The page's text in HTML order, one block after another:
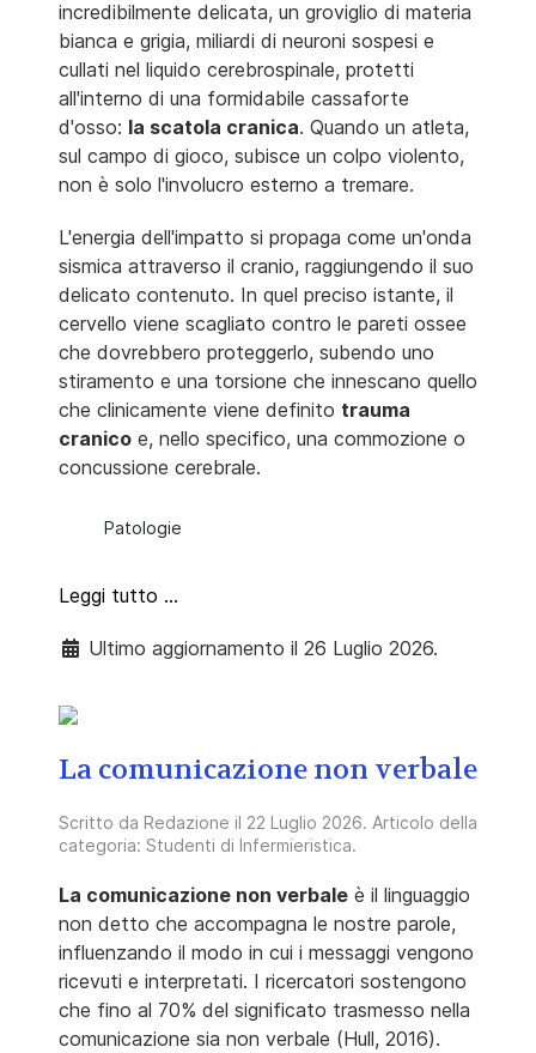
incredibilmente delicata, un groviglio di materia
bianca e grigia, miliardi di neuroni sospesi e
cullati nel liquido cerebrospinale, protetti
all'interno di una formidabile cassaforte
d'osso: la scatola cranica. Quando un atleta,
sul campo di gioco, subisce un colpo violento,
non è solo l'involucro esterno a tremare.
L'energia dell'impatto si propaga come un'onda
sismica attraverso il cranio, raggiungendo il suo
delicato contenuto. In quel preciso istante, il
cervello viene scagliato contro le pareti ossee
che dovrebbero proteggerlo, subendo uno
stiramento e una torsione che innescano quello
che clinicamente viene definito trauma
cranico e, nello specifico, una commozione o
concussione cerebrale.
Patologie
Leggi tutto …
Ultimo aggiornamento il 26 Luglio 2026.
La comunicazione non verbale
Scritto da Redazione il 22 Luglio 2026. Articolo della
categoria: Studenti di Infermieristica.
La comunicazione non verbale è il linguaggio
non detto che accompagna le nostre parole,
influenzando il modo in cui i messaggi vengono
ricevuti e interpretati. I ricercatori sostengono
che fino al 70% del significato trasmesso nella
comunicazione sia non verbale (Hull, 2016).